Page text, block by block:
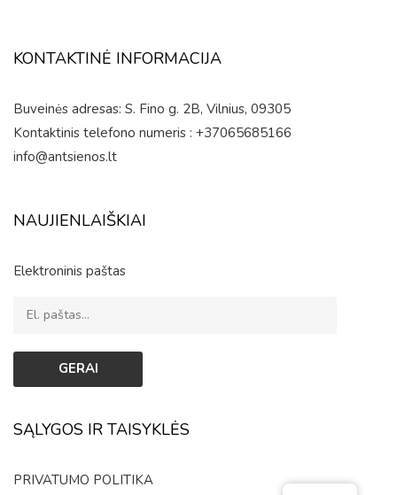
KONTAKTINĖ INFORMACIJA
Buveinės adresas: S. Fino g. 2B, Vilnius, 09305
Kontaktinis telefono numeris : +37065685166
info@antsienos.lt
NAUJIENLAIŠKIAI
Elektroninis paštas
SĄLYGOS IR TAISYKLĖS
PRIVATUMO POLITIKA